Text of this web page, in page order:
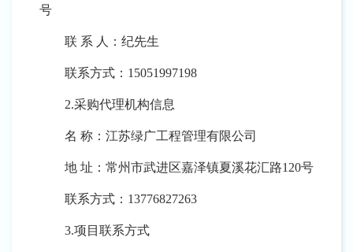
号
联 系 人： 纪先生
联系方式： 15051997198
2.采购代理机构信息
名 称：江苏绿广工程管理有限公司
地 址：常州市武进区嘉泽镇夏溪花汇路120号
联系方式： 13776827263
3.项目联系方式